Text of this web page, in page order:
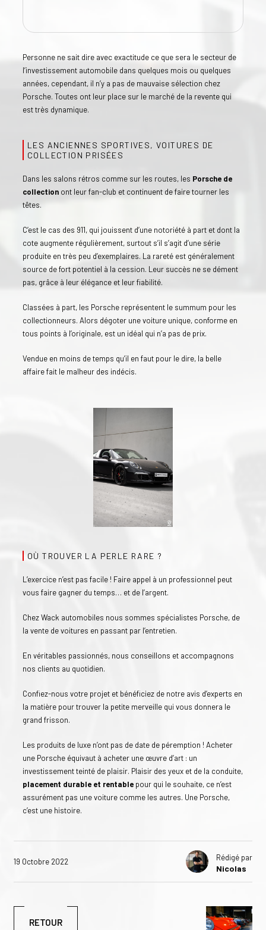
Personne ne sait dire avec exactitude ce que sera le secteur de
l’investissement automobile dans quelques mois ou quelques
années, cependant, il n’y a pas de mauvaise sélection chez
Porsche. Toutes ont leur place sur le marché de la revente qui
est très dynamique.
LES ANCIENNES SPORTIVES, VOITURES DE
COLLECTION PRISÉES
Dans les salons rétros comme sur les routes, les Porsche de
collection ont leur fan-club et continuent de faire tourner les
têtes.
C’est le cas des 911, qui jouissent d’une notoriété à part et dont la
cote augmente régulièrement, surtout s’il s’agit d’une série
produite en très peu d’exemplaires. La rareté est généralement
source de fort potentiel à la cession. Leur succès ne se dément
pas, grâce à leur élégance et leur fiabilité.
Classées à part, les Porsche représentent le summum pour les
collectionneurs. Alors dégoter une voiture unique, conforme en
tous points à l’originale, est un idéal qui n’a pas de prix.
Vendue en moins de temps qu’il en faut pour le dire, la belle
affaire fait le malheur des indécis.
OÙ TROUVER LA PERLE RARE ?
L’exercice n’est pas facile ! Faire appel à un professionnel peut
vous faire gagner du temps… et de l’argent.
Chez Wack automobiles nous sommes spécialistes Porsche, de
la vente de voitures en passant par l’entretien.
En véritables passionnés, nous conseillons et accompagnons
nos clients au quotidien.
Confiez-nous votre projet et bénéficiez de notre avis d’experts en
la matière pour trouver la petite merveille qui vous donnera le
grand frisson.
Les produits de luxe n’ont pas de date de péremption ! Acheter
une Porsche équivaut à acheter une œuvre d’art : un
investissement teinté de plaisir. Plaisir des yeux et de la conduite,
placement durable et rentable pour qui le souhaite, ce n’est
assurément pas une voiture comme les autres. Une Porsche,
c’est une histoire.
19 Octobre 2022 Rédigé par
Nicolas
RETOUR